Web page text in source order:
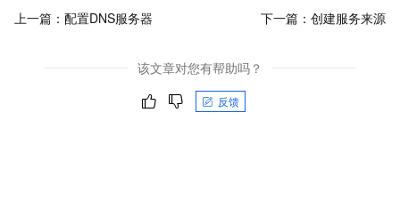
上一篇： 配置DNS服务器 下一篇： 创建服务来源
该文章对您有帮助吗？
反馈